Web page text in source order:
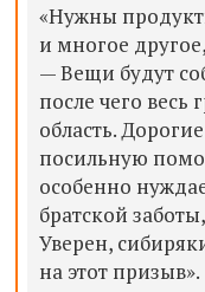
«Нужны
и многое
— Вещи будут
после чего весь
область.
посильную
особенно
братской
Уверен,
на этот призыв».